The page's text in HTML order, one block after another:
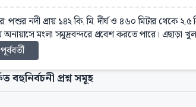
পশুর নদী প্রায় ১৪২ কি. মি. দীর্ঘ ও ৪৬০ মিটার থেকে
অনায়াসে মংলা সমুদ্রবন্দরে প্রবেশ করতে পারে। এছাড়া
পূর্ববর্তী
বহুনির্বচনী প্রশ্ন সমূহ